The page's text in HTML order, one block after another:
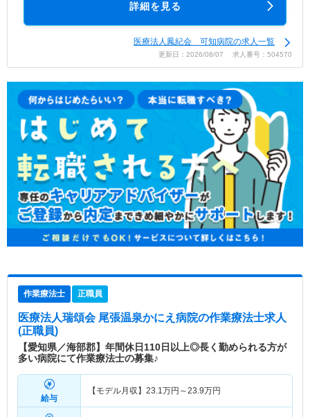
詳細を見る
医療法人鳳紀会 可知病院の求人一覧
更新日：2026/08/07 求人番号：504570
作業療法士 正職員
医療法人瑞頌会 尾張温泉かにえ病院の作業療法士求人
(正職員)
【愛知県／海部郡】年間休日110日以上◎長く勤められる方が
多い病院にて作業療法士の募集♪
給与
【モデル月収】 23.1万円～23.9万円